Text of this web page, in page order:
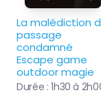
La malédiction
passage
condamné
Escape game
outdoor magie
Durée :1h30 à